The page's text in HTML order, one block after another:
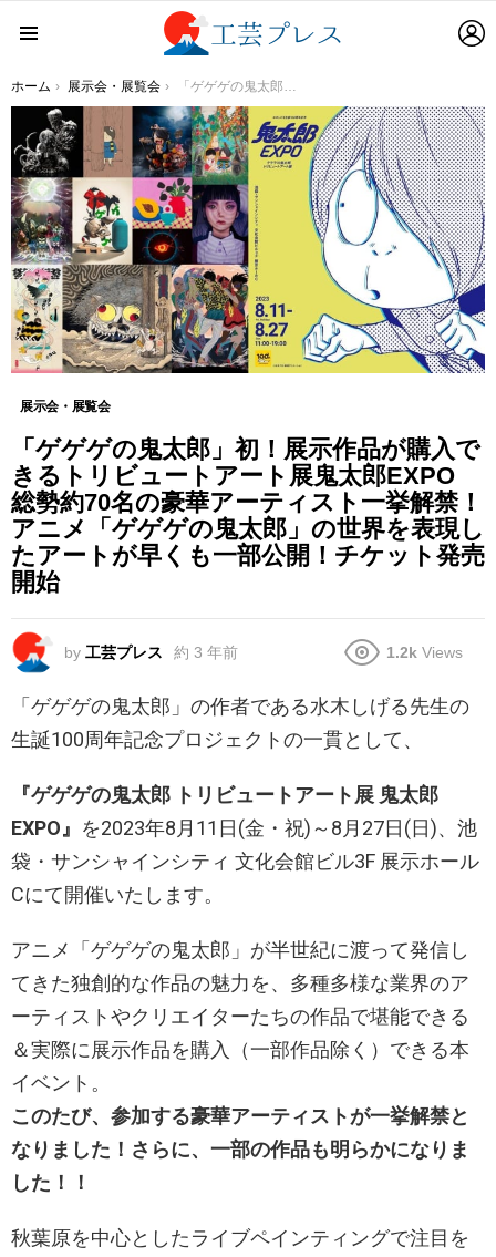
You are here:
ホーム 展示会・展覧会 「ゲゲゲの鬼太郎」初！展示作品が購入できるトリビュートアート展鬼太郎EXPO 総勢約70名の豪華アーティスト一挙解禁！アニメ「ゲゲゲの鬼太郎」の世界を表現したアートが早くも一部公開！チケット発売開始
展示会・展覧会
「ゲゲゲの鬼太郎」初！展示作品が購入で
きるトリビュートアート展鬼太郎EXPO
総勢約70名の豪華アーティスト一挙解禁！
アニメ「ゲゲゲの鬼太郎」の世界を表現し
たアートが早くも一部公開！チケット発売
開始
by 工芸プレス 約 3 年前 1.2k Views
「ゲゲゲの鬼太郎」の作者である水木しげる先生の
生誕100周年記念プロジェクトの一貫として、
『ゲゲゲの鬼太郎 トリビュートアート展 鬼太郎
EXPO』 を2023年8月11日(金・祝)～8月27日(日)、池
袋・サンシャインシティ 文化会館ビル3F 展示ホール
Cにて開催いたします。
アニメ「ゲゲゲの鬼太郎」が半世紀に渡って発信し
てきた独創的な作品の魅力を、多種多様な業界のア
ーティストやクリエイターたちの作品で堪能できる
＆実際に展示作品を購入（一部作品除く）できる本
イベント。
このたび、参加する豪華アーティストが一挙解禁と
なりました！さらに、一部の作品も明らかになりま
した！！
秋葉原を中心としたライブペインティングで注目を